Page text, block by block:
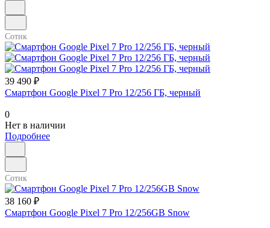
Сотик
39 490 ₽
Смартфон Google Pixel 7 Pro 12/256 ГБ, черный
0
Нет в наличии
Подробнее
Сотик
38 160 ₽
Смартфон Google Pixel 7 Pro 12/256GB Snow